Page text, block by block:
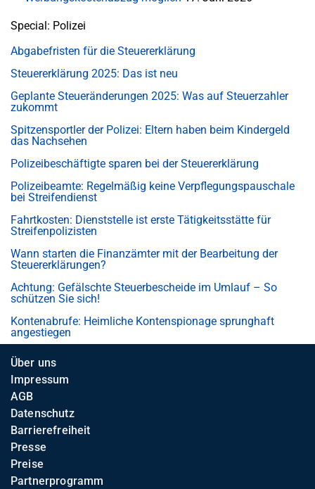
Special: Polizei
Abgabefristen für die Steuererklärung
Steuererklärung 2025: Das ist neu
Geplante Steueränderungen 2025: Was auf Steuerzahler
zukommt
Spitzensportler der Polizei: Eltern haben beim Kindergeld
das Nachsehen
Polizeibeschäftigte sparen bei der Steuererklärung
Polizeibeamte: Regelmäßig keine Verpflegungspauschale
bei Streifendienst
Fahrtkosten: Dienststelle ist erste Tätigkeitsstätte für
Streifenpolizisten
Wann starten die Finanzämter mit der Bearbeitung der
Steuererklärungen?
Achtung: Gefälschte Steuerbescheide im Umlauf – So
schützen Sie sich!
Kontenabrufe: Heimliche Kontenspionage sprunghaft
angestiegen
Über uns
Impressum
AGB
Datenschutz
Barrierefreiheit
Presse
Preise
Partnerprogramm